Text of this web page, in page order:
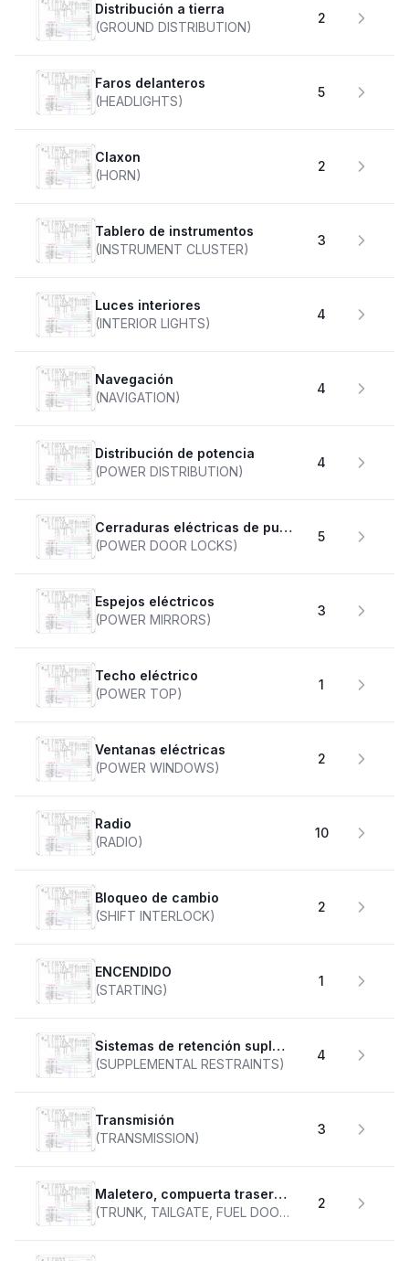
Distribución a tierra
(GROUND DISTRIBUTION)
2
faros delanteros
(HEADLIGHTS)
5
claxon
(HORN)
2
Tablero de instrumentos
(INSTRUMENT CLUSTER)
3
Luces interiores
(INTERIOR LIGHTS)
4
Navegación
(NAVIGATION)
4
Distribución de potencia
(POWER DISTRIBUTION)
4
Cerraduras eléctricas de puertas
(POWER DOOR LOCKS)
5
Espejos eléctricos
(POWER MIRRORS)
3
Techo eléctrico
(POWER TOP)
1
Ventanas eléctricas
(POWER WINDOWS)
2
Radio
(RADIO)
10
Bloqueo de cambio
(SHIFT INTERLOCK)
2
ENCENDIDO
(STARTING)
1
Sistemas de retención suplementarios
(SUPPLEMENTAL RESTRAINTS)
4
transmisión
(TRANSMISSION)
3
Maletero, compuerta trasera, tapa de combustible
(TRUNK, TAILGATE, FUEL DOOR)
2